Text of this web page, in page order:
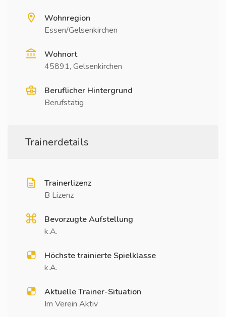
Wohnregion
Essen/Gelsenkirchen
Wohnort
45891, Gelsenkirchen
Beruflicher Hintergrund
Berufstätig
Trainerdetails
Trainerlizenz
B Lizenz
Bevorzugte Aufstellung
k.A.
Höchste trainierte Spielklasse
k.A.
Aktuelle Trainer-Situation
Im Verein Aktiv